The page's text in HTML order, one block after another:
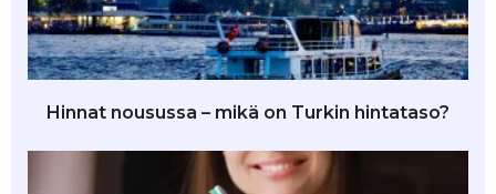
Hinnat nousussa – mikä on Turkin hintataso?